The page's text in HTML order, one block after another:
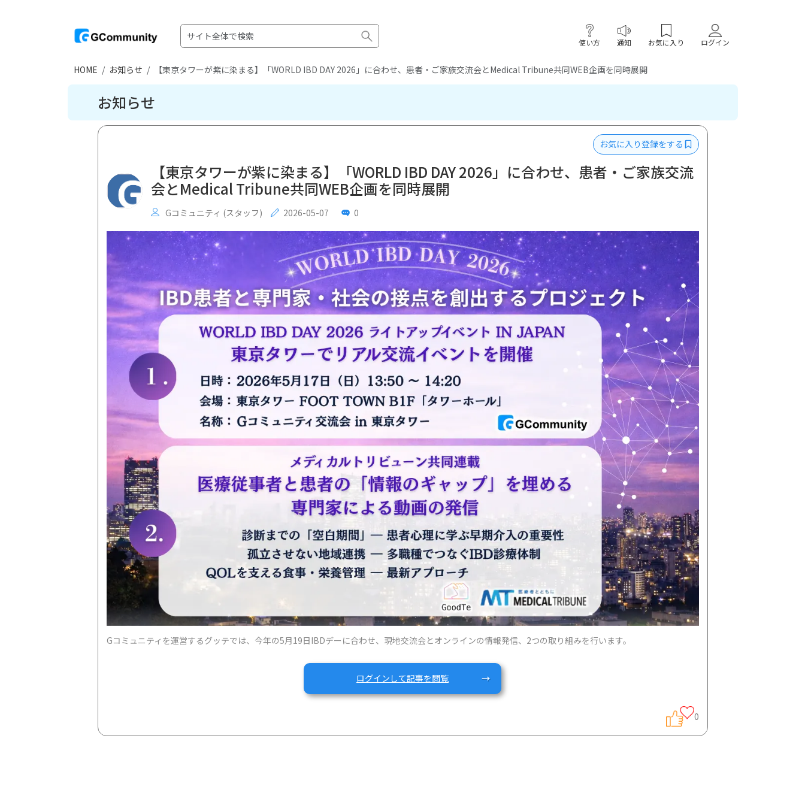
使い方 通知 お気に入り ログイン
HOME お知らせ 【東京タワーが紫に染まる】「WORLD IBD DAY 2026」に合わせ、患者・ご家族交流会とMedical Tribune共同WEB企画を同時展開
お知らせ
お気に入り登録をする
【東京タワーが紫に染まる】「WORLD IBD DAY 2026」に合わせ、患者・ご家族交流
会とMedical Tribune共同WEB企画を同時展開
Gコミュニティ (スタッフ) 2026-05-07 0
Gコミュニティを運営するグッテでは、今年の5月19日IBDデーに合わせ、現地交流会とオンラインの情報発信、2つの取り組みを行います。
「WORLD IBD DAY 2026 ライトアップイベント IN JAPAN」の公式プログラムにおいて、弊社代表の宮﨑および患者スタッフが以下のセッションに登壇いた
します。
ログインして記事を閲覧
0